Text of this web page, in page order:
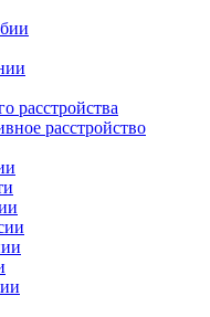
расстройства
расстройство